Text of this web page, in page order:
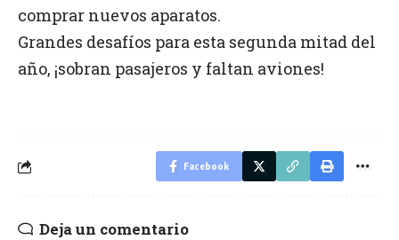
comprar nuevos aparatos.
Grandes desafíos para esta segunda mitad del
año, ¡sobran pasajeros y faltan aviones!
Facebook
Deja un comentario